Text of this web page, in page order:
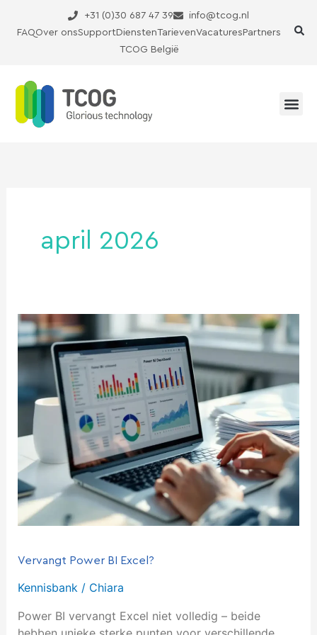
+31 (0)30 687 47 39
info@tcog.nl
FAQOver onsSupportDienstenTarievenVacatures Partners
TCOG België
april 2026
Vervangt Power BI Excel?
Kennisbank / Chiara
Power BI vervangt Excel niet volledig – beide
Vervangt
Power
BI
Excel?